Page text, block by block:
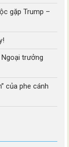
gặp Trump –
trưởng
của phe cánh